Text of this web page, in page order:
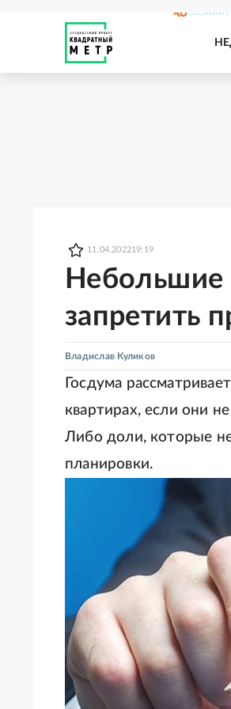
СВЕЖИЙ
11.04.202219:19
Небольшие
запретить
Владислав Куликов
Госдума
квартирах, если они
Либо доли, которые
планировки.